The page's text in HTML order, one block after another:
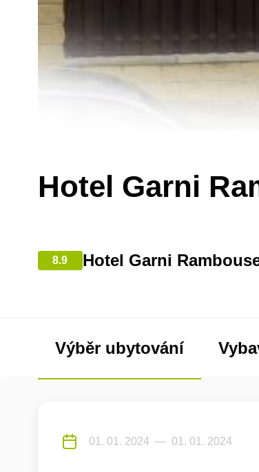
Hotel Garni
8.9 Hotel Garni
Výběr ubytování